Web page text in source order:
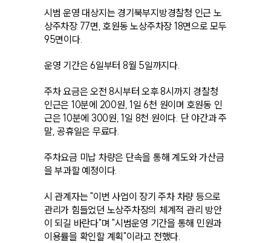
시범 운영 대상지는 경기북부지방경찰청 인근 노
상주차장 77면, 호원동 노상주차장 18면으로 모두
95면이다.
운영 기간은 6일부터 8월 5일까지다.
주차 요금은 오전 8시부터 오후 8시까지 경찰청
인근은 10분에 200원, 1일 6천 원이며 호원동 인
근은 10분에 300원, 1일 8천 원이다. 단 야간과 주
말, 공휴일은 무료다.
주차요금 미납 차량은 단속을 통해 계도와 가산금
을 부과할 예정이다.
시 관계자는 "이번 사업이 장기 주차 차량 등으로
관리가 힘들었던 노상주차장의 체계적 관리 방안
이 되길 바란다"며 "시범운영 기간을 통해 민원과
이용률을 확인할 계획"이라고 전했다.